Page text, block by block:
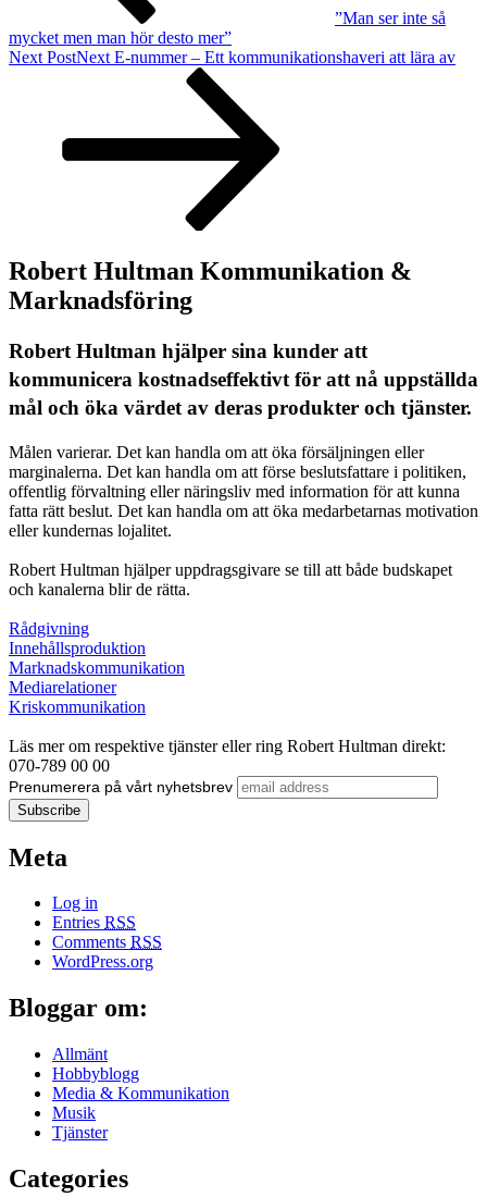
”Man ser inte så
mycket men man hör desto mer”
Next PostNext E-nummer – Ett kommunikationshaveri att lära av
Robert Hultman Kommunikation &
Marknadsföring
Robert Hultman hjälper sina kunder att
kommunicera kostnadseffektivt för att nå uppställda
mål och öka värdet av deras produkter och tjänster.
Målen varierar. Det kan handla om att öka försäljningen eller
marginalerna. Det kan handla om att förse beslutsfattare i politiken,
offentlig förvaltning eller näringsliv med information för att kunna
fatta rätt beslut. Det kan handla om att öka medarbetarnas motivation
eller kundernas lojalitet.
Robert Hultman hjälper uppdragsgivare se till att både budskapet
och kanalerna blir de rätta.
Rådgivning
Innehållsproduktion
Marknadskommunikation
Mediarelationer
Kriskommunikation
Läs mer om respektive tjänster eller ring Robert Hultman direkt:
070-789 00 00
Prenumerera på vårt nyhetsbrev
Meta
Log in
Entries RSS
Comments RSS
WordPress.org
Bloggar om:
Allmänt
Hobbyblogg
Media & Kommunikation
Musik
Tjänster
Categories